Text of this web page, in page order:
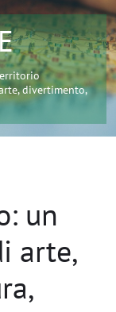
divertimento,
un
arte,